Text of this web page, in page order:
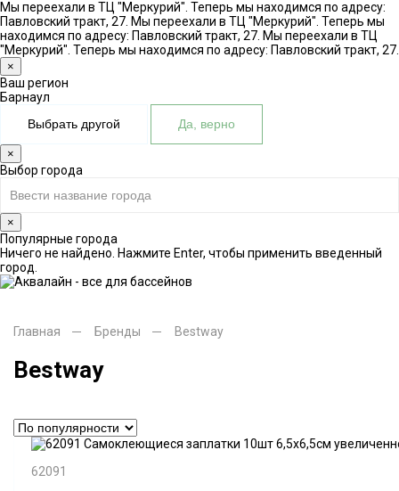
Мы переехали в ТЦ "Меркурий". Теперь мы находимся по адресу:
Павловский тракт, 27. Мы переехали в ТЦ "Меркурий". Теперь мы
находимся по адресу: Павловский тракт, 27. Мы переехали в ТЦ
"Меркурий". Теперь мы находимся по адресу: Павловский тракт, 27.
×
Ваш регион
Барнаул
Выбрать другой
Да, верно
×
Выбор города
×
Популярные города
Ничего не найдено. Нажмите Enter, чтобы применить введенный
город.
Главная Бренды Bestway
Bestway
62091